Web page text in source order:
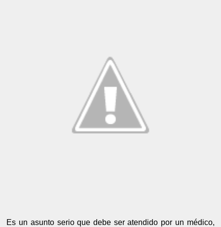
Es un asunto serio que debe ser atendido por un médico,